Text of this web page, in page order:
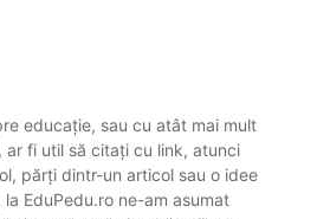
educație, sau cu atât mai mult
fi util să citați cu link, atunci
părți dintr-un articol sau o idee
EduPedu.ro ne-am asumat